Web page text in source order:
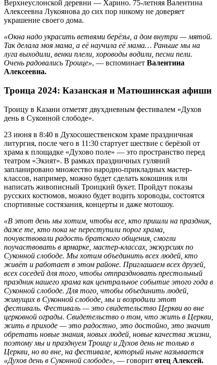
Верхнеуслонской деревни — Харино. 75-летняя Валентина
Алексеевна Лукоянова до сих пор никому не доверяет
украшение своего дома.
«Окна надо украсить ветвями берёзы, а дом внутри — мятой.
Так делала моя мама, а её научила её мама… Раньше мы на
луга выходили, венки плели, хороводы водили, песни пели.
Очень радовались Троице», — вспоминает Валентина
Алексеевна.
Троица 2024: Казанская и Матюшинская афиши
Троицу в Казани отметят двухдневным фестивалем «Духов
день в Суконной слободе».
23 июня в 8:40 в Духосошественском храме праздничная
литургия, после чего в 11:30 стартует шествие с берёзой от
храма к площадке «Духово поле» — это пространство перед
театром «Экият». В рамках праздничных гуляний
запланировано множество народно-прикладных мастер-
классов, например, можно будет сделать кокошник или
написать живописный Троицкий букет. Пройдут показы
русских костюмов, можно будет водить хороводы, состоятся
спортивные состязания, концерты и даже мотошоу.
«В этот день мы хотим, чтобы все, кто пришли на праздник,
даже те, кто пока не переступили порог храма,
почувствовали радость братского общения, смогли
поучаствовать в ярмарке, мастер-классах, экскурсиях по
Суконной слободе. Мы хотим объединить всех людей, кто
живёт и работает в этом районе. Приглашаем всех друзей,
всех соседей для того, чтобы отпраздновать престольный
праздник нашего храма как центральное событие этого года в
Суконной слободе. Для того, чтобы объединить людей,
живущих в Суконной слободе, мы и возродили этот
фестиваль. Фестиваль — это свидетельство Церкви во вне
церковной ограды. Свидетельство о том, что жить в Церкви,
жить в приходе — это радостно, это достойно, это значит
обретать новые знания, новых людей, новые качества жизни,
поэтому мы и празднуем Троицу и Духов день не только в
Церкви, но во вне, на фестивале, который ныне называется
«Духов день в Суконной слободе», — говорит отец Алексей.